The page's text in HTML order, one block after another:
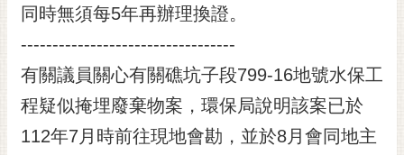
同時無須每5年再辦理換證。
----------------------------------
有關議員關心有關礁坑子段799-16地號水保工
程疑似掩埋廢棄物案，環保局說明該案已於
112年7月時前往現地會勘，並於8月會同地主